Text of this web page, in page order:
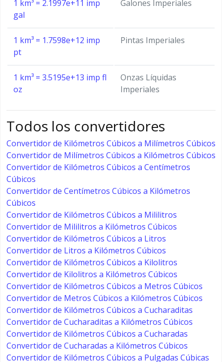
1 km³ = 2.1997e+11 imp
gal
Galones Imperiales
1 km³ = 1.7598e+12 imp
pt
Pintas Imperiales
1 km³ = 3.5195e+13 imp fl
oz
Onzas Líquidas
Imperiales
Todos los convertidores
Convertidor de Kilómetros Cúbicos a Milímetros Cúbicos
Convertidor de Milímetros Cúbicos a Kilómetros Cúbicos
Convertidor de Kilómetros Cúbicos a Centímetros
Cúbicos
Convertidor de Centímetros Cúbicos a Kilómetros
Cúbicos
Convertidor de Kilómetros Cúbicos a Mililitros
Convertidor de Mililitros a Kilómetros Cúbicos
Convertidor de Kilómetros Cúbicos a Litros
Convertidor de Litros a Kilómetros Cúbicos
Convertidor de Kilómetros Cúbicos a Kilolitros
Convertidor de Kilolitros a Kilómetros Cúbicos
Convertidor de Kilómetros Cúbicos a Metros Cúbicos
Convertidor de Metros Cúbicos a Kilómetros Cúbicos
Convertidor de Kilómetros Cúbicos a Cucharaditas
Convertidor de Cucharaditas a Kilómetros Cúbicos
Convertidor de Kilómetros Cúbicos a Cucharadas
Convertidor de Cucharadas a Kilómetros Cúbicos
Convertidor de Kilómetros Cúbicos a Pulgadas Cúbicas